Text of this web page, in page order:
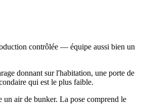
contrôlée — équipe aussi bien un
donnant sur l'habitation, une porte de
qui est le plus faible.
un air de bunker. La pose comprend le